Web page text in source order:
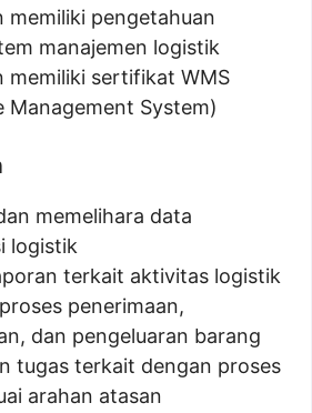
memiliki pengetahuan
manajemen logistik
memiliki sertifikat WMS
Management System)
memelihara data
logistik
terkait aktivitas logistik
penerimaan,
dan pengeluaran barang
tugas terkait dengan proses
arahan atasan